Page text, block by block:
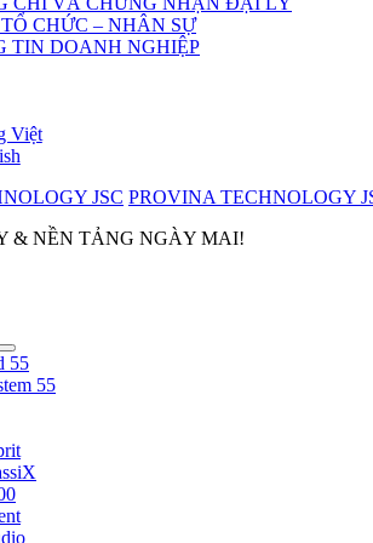
CHỨC – NHÂN SỰ
TIN DOANH NGHIỆP
Việt
PROVINA TECHNOLOGY
& NỀN TẢNG NGÀY MAI!
55
55